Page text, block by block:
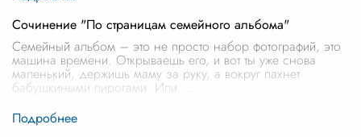
Сочинение "По страницам семейного альбома"
Семейный альбом – это не просто набор фотографий, это
машина времени. Открываешь его, и вот ты уже снова
маленький, держишь маму за руку, а вокруг пахнет
бабушкиными пирогами. Или